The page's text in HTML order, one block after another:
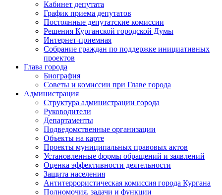
Кабинет депутата
График приема депутатов
Постоянные депутатские комиссии
Решения Курганской городской Думы
Интернет-приемная
Собрание граждан по поддержке инициативных
проектов
Глава города
Биография
Советы и комиссии при Главе города
Администрация
Структура администрации города
Руководители
Департаменты
Подведомственные организации
Объекты на карте
Проекты муниципальных правовых актов
Установленные формы обращений и заявлений
Оценка эффективности деятельности
Защита населения
Антитеррористическая комиссия города Кургана
Полномочия, задачи и функции